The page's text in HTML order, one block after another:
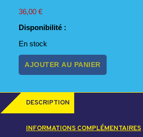
36,00 €
Disponibilité :
En stock
quantité
de
AVENGERS:
1967
AJOUTER AU PANIER
DESCRIPTION
INFORMATIONS COMPLÉMENTAIRES